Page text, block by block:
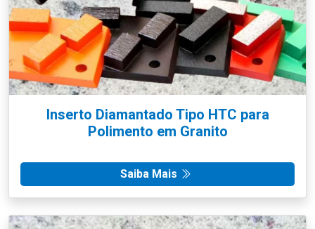
Inserto Diamantado Tipo HTC para
Polimento em Granito
Saiba Mais